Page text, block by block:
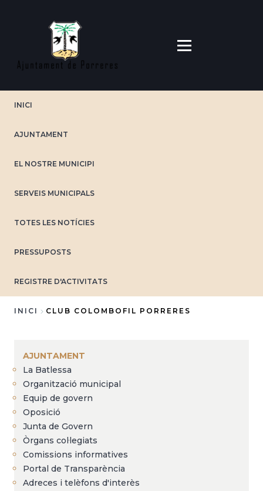
INICI
AJUNTAMENT
EL NOSTRE MUNICIPI
SERVEIS MUNICIPALS
TOTES LES NOTÍCIES
PRESSUPOSTS
REGISTRE D'ACTIVITATS
d'Ariadna
INICI CLUB COLOMBOFIL PORRERES
AJUNTAMENT
La Batlessa
Organització municipal
Equip de govern
Oposició
Junta de Govern
Òrgans col·legiats
Comissions informatives
Portal de Transparència
Adreces i telèfons d'interès